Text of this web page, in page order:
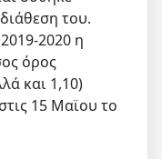
του.
2020 η
όρος
και 1,10)
15 Μαϊου το